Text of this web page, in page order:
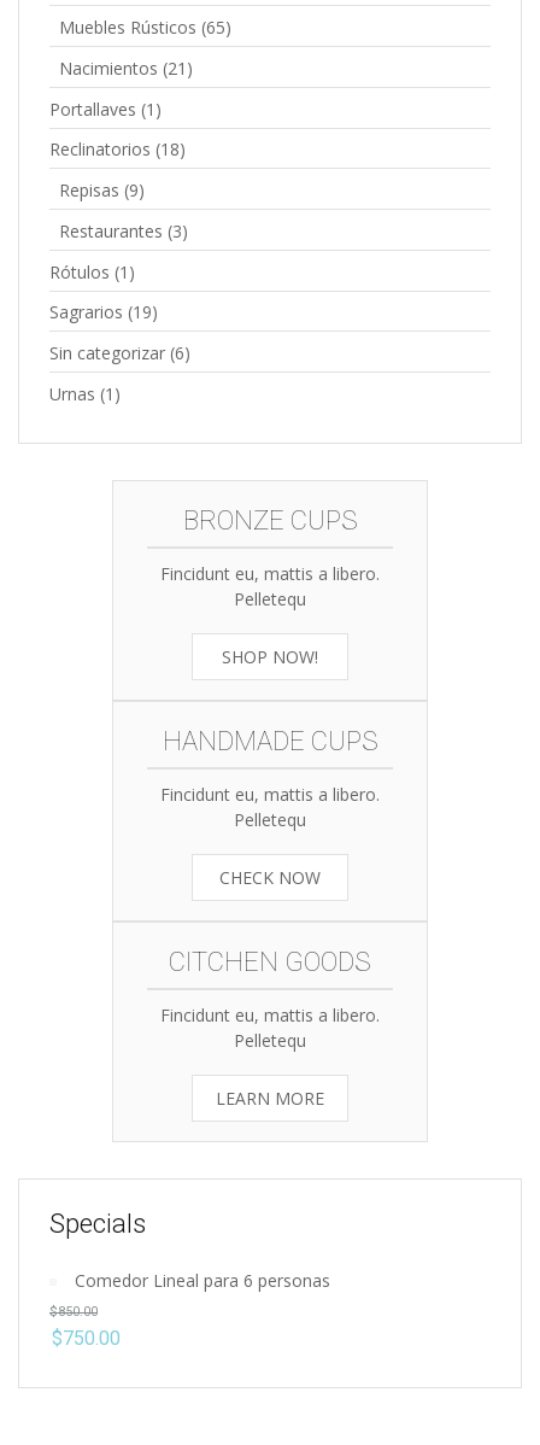
Muebles Rústicos (65)
Nacimientos (21)
Portallaves (1)
Reclinatorios (18)
Repisas (9)
Restaurantes (3)
Rótulos (1)
Sagrarios (19)
Sin categorizar (6)
Urnas (1)
BRONZE CUPS
Fincidunt eu, mattis a libero.
Pelletequ
SHOP NOW!
HANDMADE CUPS
Fincidunt eu, mattis a libero.
Pelletequ
CHECK NOW
CITCHEN GOODS
Fincidunt eu, mattis a libero.
Pelletequ
LEARN MORE
Specials
Comedor Lineal para 6 personas
$850.00
$750.00